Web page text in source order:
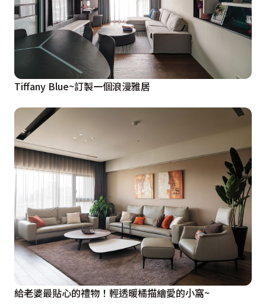
Tiffany Blue~訂製一個浪漫雅居
給老婆最貼心的禮物！輕透暖橘描繪愛的小窩~